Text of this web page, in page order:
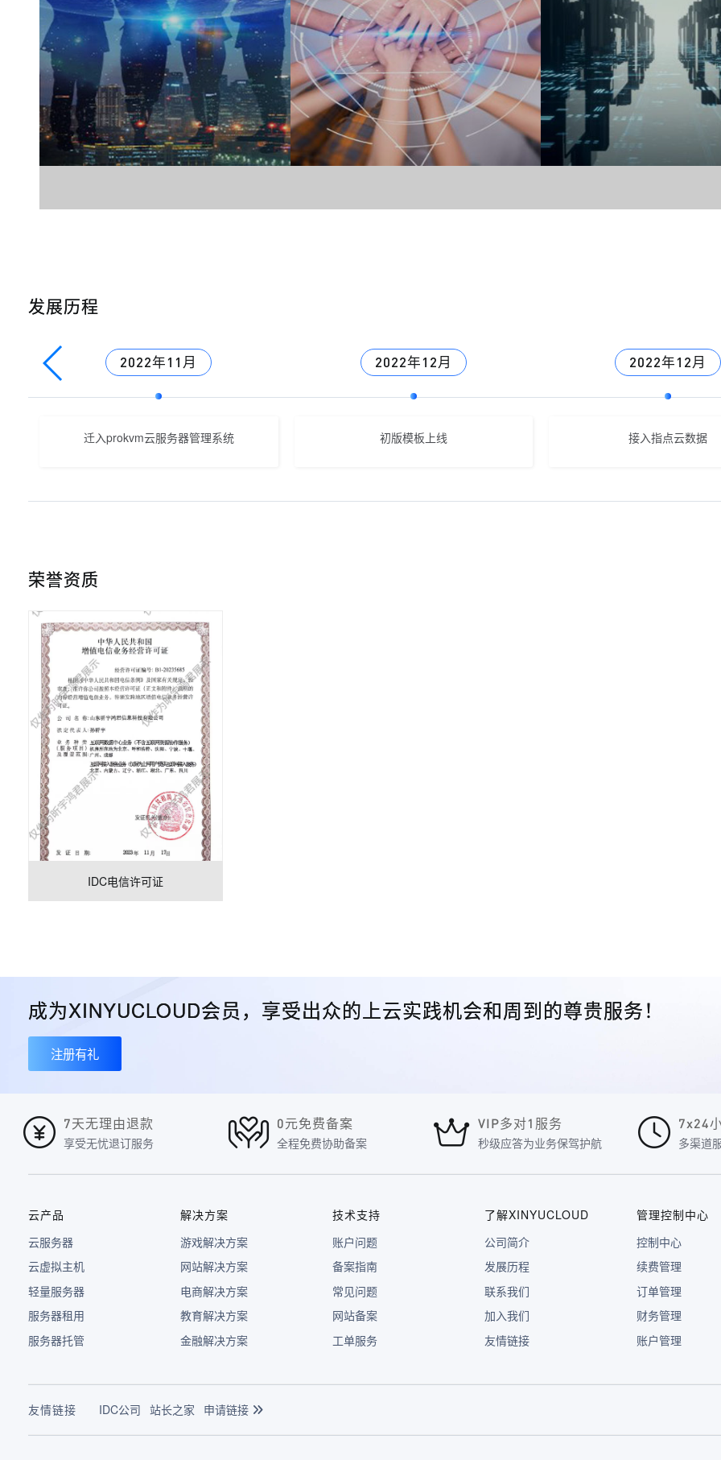
发展历程
2022年11月
迁入prokvm云服务器管理系统
2022年12月
初版模板上线
2022年12月
接入指点云数据
荣誉资质
IDC电信许可证
成为XINYUCLOUD会员，享受出众的上云实践机会和周到的尊贵服务！
注册有礼
7天无理由退款
享受无忧退订服务
0元免费备案
全程免费协助备案
VIP多对1服务
秒级应答为业务保驾护航
7x24
多渠道
云产品
云服务器
云虚拟主机
轻量服务器
服务器租用
服务器托管
解决方案
游戏解决方案
网站解决方案
电商解决方案
教育解决方案
金融解决方案
技术支持
账户问题
备案指南
常见问题
网站备案
工单服务
了解XINYUCLOUD
公司简介
发展历程
联系我们
加入我们
友情链接
管理控制中心
控制中心
续费管理
订单管理
财务管理
账户管理
友情链接 IDC公司 站长之家 申请链接